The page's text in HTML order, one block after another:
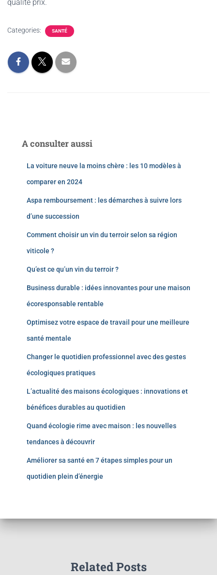
qualité prix.
Categories: SANTÉ
A consulter aussi
La voiture neuve la moins chère : les 10 modèles à
comparer en 2024
Aspa remboursement : les démarches à suivre lors
d’une succession
Comment choisir un vin du terroir selon sa région
viticole ?
Qu’est ce qu’un vin du terroir ?
Business durable : idées innovantes pour une maison
écoresponsable rentable
Optimisez votre espace de travail pour une meilleure
santé mentale
Changer le quotidien professionnel avec des gestes
écologiques pratiques
L’actualité des maisons écologiques : innovations et
bénéfices durables au quotidien
Quand écologie rime avec maison : les nouvelles
tendances à découvrir
Améliorer sa santé en 7 étapes simples pour un
quotidien plein d’énergie
Related Posts